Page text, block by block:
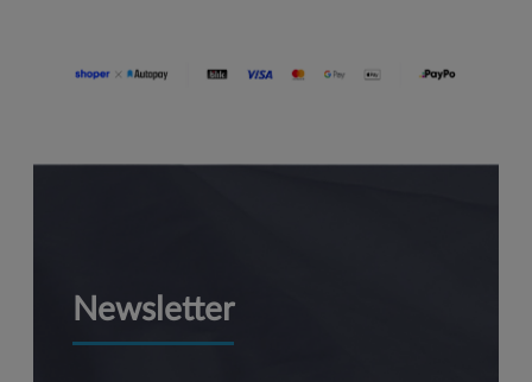
Newsletter